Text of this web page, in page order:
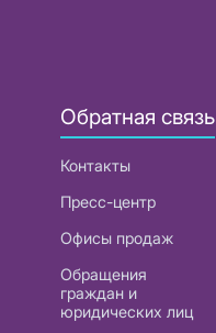
Обратная связь
Контакты
Пресс-центр
Офисы продаж
Обращения
граждан и
юридических лиц